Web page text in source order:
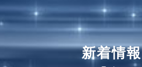
新着情報